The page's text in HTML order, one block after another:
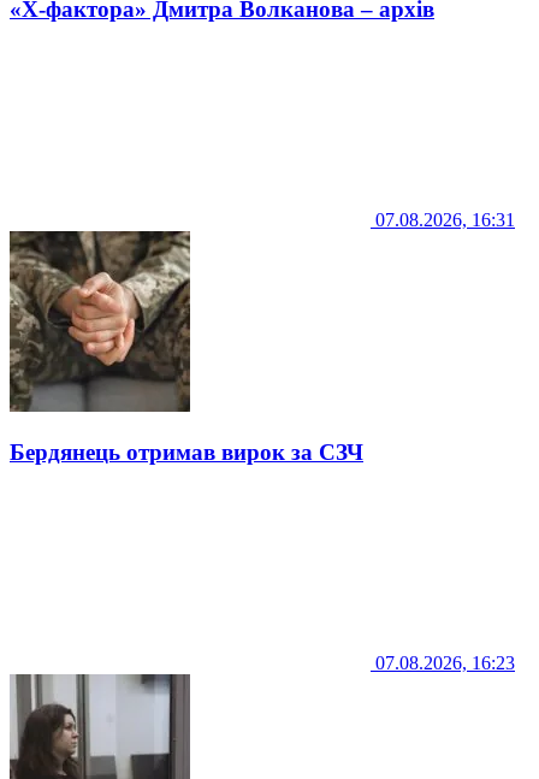
«Х-фактора» Дмитра Волканова – архів
07.08.2026, 16:31
Бердянець отримав вирок за СЗЧ
07.08.2026, 16:23